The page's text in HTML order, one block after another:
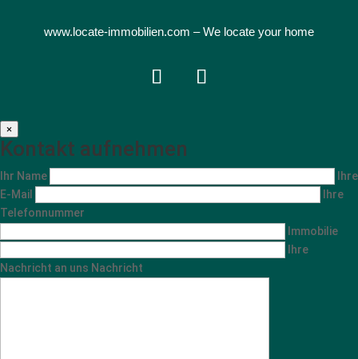
www.locate-immobilien.com – We locate your home
×
Kontakt aufnehmen
Ihr Name
Ihre
E-Mail
Ihre
Telefonnummer
Immobilie
Ihre
Nachricht an uns Nachricht